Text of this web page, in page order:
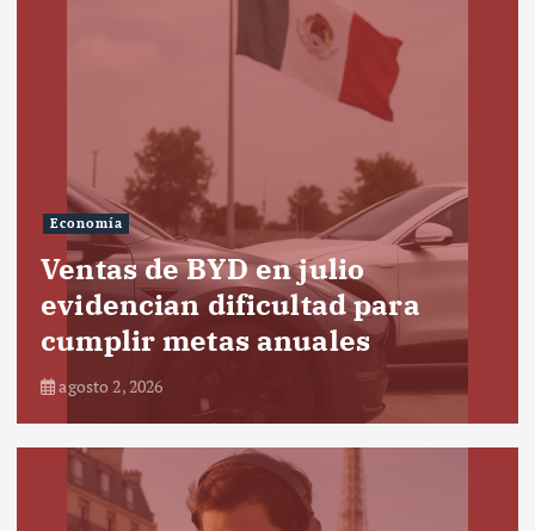
Economía
Ventas de BYD en julio
evidencian dificultad para
cumplir metas anuales
agosto 2, 2026